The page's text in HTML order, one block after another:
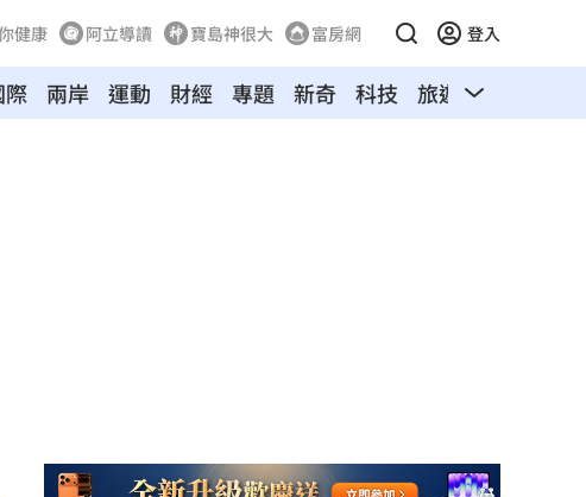
健康 阿立導讀 寶島神很大 富房網 登入
際 兩岸 運動 財經 專題 新奇 科技 旅遊 汽車